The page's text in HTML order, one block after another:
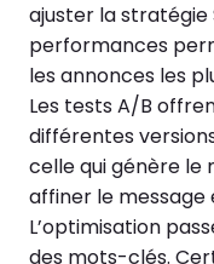
ajuster la stratégie
performances
les annonces les
Les tests A/B
différentes
celle qui génère le
affiner le message
L’optimisation
des mots-clés.